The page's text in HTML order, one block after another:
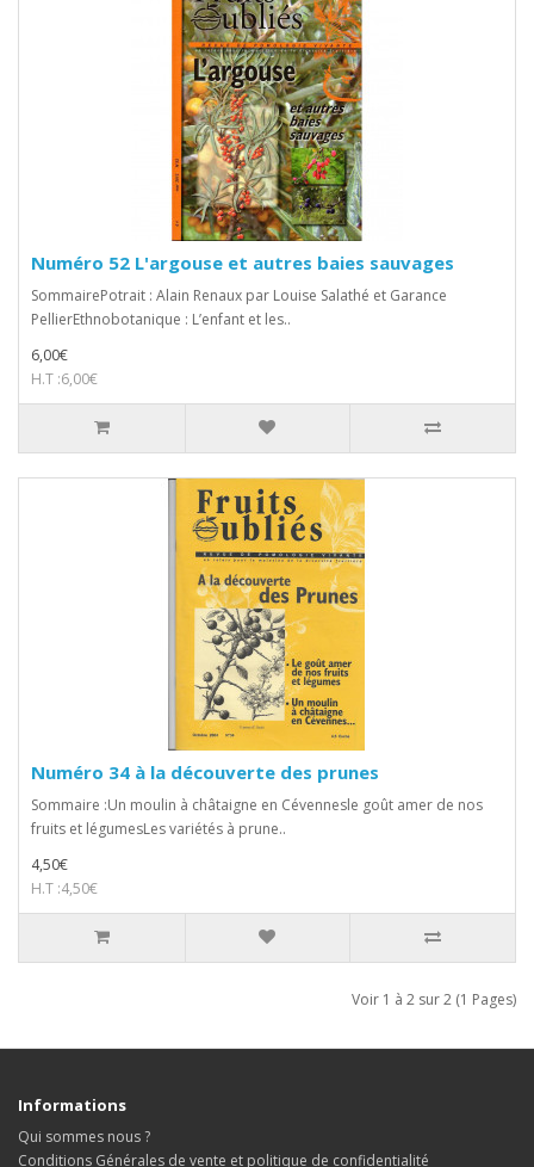
Numéro 52 L'argouse et autres baies sauvages
SommairePotrait : Alain Renaux par Louise Salathé et Garance
PellierEthnobotanique : L’enfant et les..
6,00€
H.T :6,00€
Numéro 34 à la découverte des prunes
Sommaire :Un moulin à châtaigne en Cévennesle goût amer de nos
fruits et légumesLes variétés à prune..
4,50€
H.T :4,50€
Voir 1 à 2 sur 2 (1 Pages)
Informations
Qui sommes nous ?
Conditions Générales de vente et politique de confidentialité